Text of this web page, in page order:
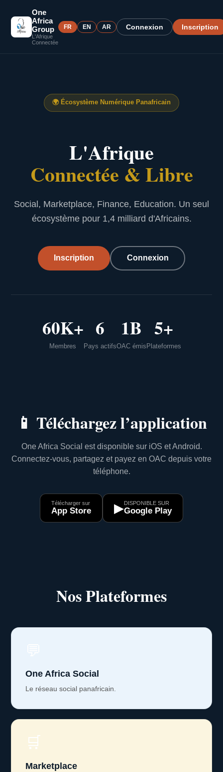
One
Africa
Group
L'Afrique
Connectée
FR EN AR Connexion Inscription
🌍 Écosystème Numérique Panafricain
L'Afrique
Connectée & Libre
Social, Marketplace, Finance, Education. Un seul
écosystème pour 1,4 milliard d'Africains.
Inscription Connexion
60K+
Membres
6
Pays actifs
1B
OAC émis
5+
Plateformes
📱 Téléchargez l’application
One Africa Social est disponible sur iOS et Android.
Connectez-vous, partagez et payez en OAC depuis votre
téléphone.
Télécharger sur
App Store ▶DISPONIBLE SUR
Google Play
Nos Plateformes
One Africa Social
Le réseau social panafricain.
🛒
Marketplace